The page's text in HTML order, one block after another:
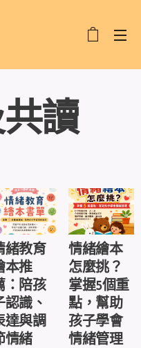
讀
緒教育
本推
：陪孩
認識、
達與調
情緒
情緒繪本
怎麼挑？
掌握5個重
點，幫助
孩子學會
情緒管理